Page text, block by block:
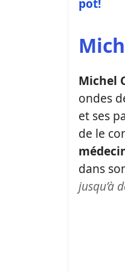
pot!
Michel
ondes
et ses
de le
dans
jusqu’à